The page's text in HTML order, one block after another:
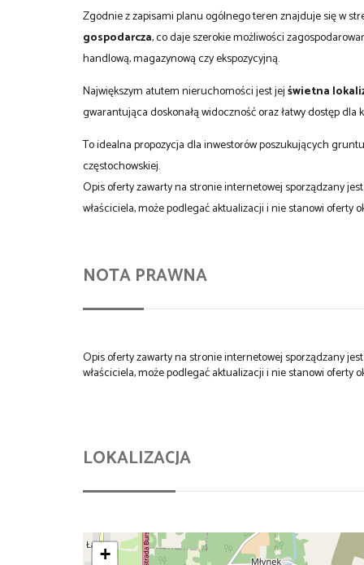
Zgodnie z zapisami planu ogólnego teren znajduje się w
gospodarcza, co daje szerokie możliwości
handlową, magazynową czy ekspozycyjną.
Największym atutem nieruchomości jest jejświetna
gwarantująca doskonałą widoczność oraz łatwy dostęp dla
To idealna propozycja dla inwestorów poszukujących
częstochowskiej.
Opis oferty zawarty na stronie internetowej sporządzany
właściciela, może podlegać aktualizacji i nie stanowi oferty
NOTA PRAWNA
Opis oferty zawarty na stronie internetowej sporządzany
właściciela, może podlegać aktualizacji i nie stanowi oferty
LOKALIZACJA
+